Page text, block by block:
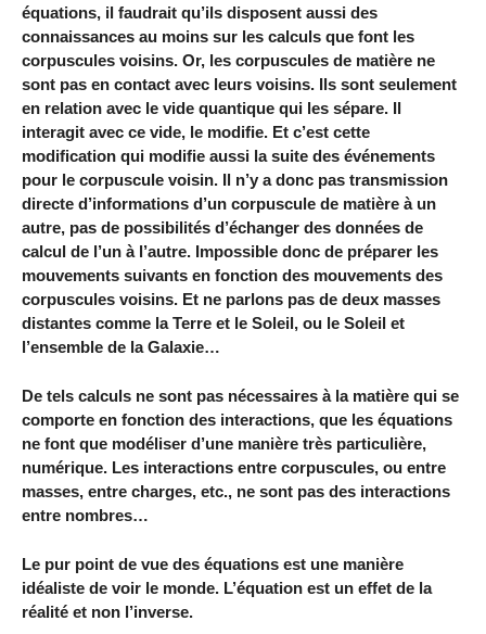
équations, il faudrait qu’ils disposent aussi des
connaissances au moins sur les calculs que font les
corpuscules voisins. Or, les corpuscules de matière ne
sont pas en contact avec leurs voisins. Ils sont seulement
en relation avec le vide quantique qui les sépare. Il
interagit avec ce vide, le modifie. Et c’est cette
modification qui modifie aussi la suite des événements
pour le corpuscule voisin. Il n’y a donc pas transmission
directe d’informations d’un corpuscule de matière à un
autre, pas de possibilités d’échanger des données de
calcul de l’un à l’autre. Impossible donc de préparer les
mouvements suivants en fonction des mouvements des
corpuscules voisins. Et ne parlons pas de deux masses
distantes comme la Terre et le Soleil, ou le Soleil et
l’ensemble de la Galaxie…
De tels calculs ne sont pas nécessaires à la matière qui se
comporte en fonction des interactions, que les équations
ne font que modéliser d’une manière très particulière,
numérique. Les interactions entre corpuscules, ou entre
masses, entre charges, etc., ne sont pas des interactions
entre nombres…
Le pur point de vue des équations est une manière
idéaliste de voir le monde. L’équation est un effet de la
réalité et non l’inverse.